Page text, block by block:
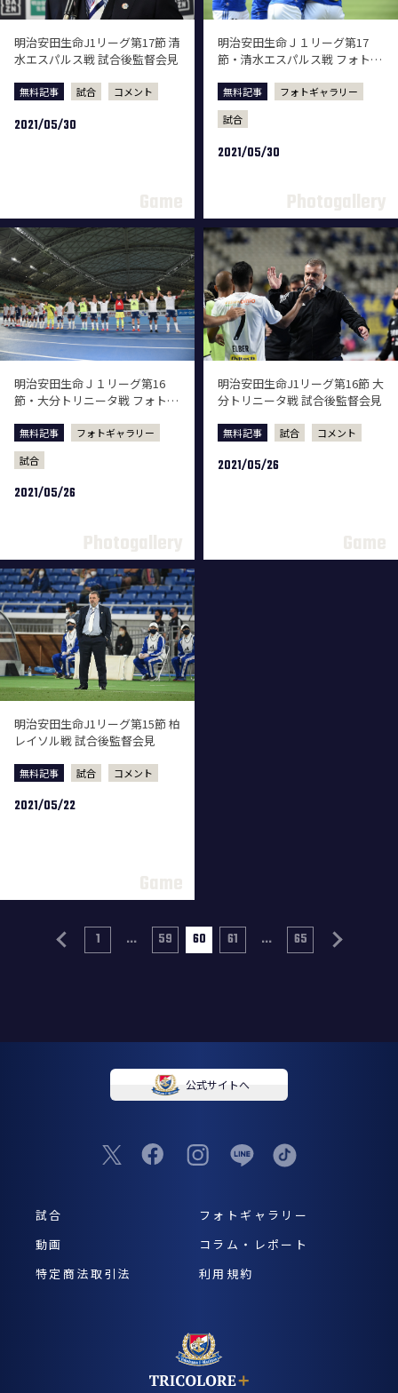
明治安田生命J1リーグ第17節 清
水エスパルス戦 試合後監督会見
無料記事 試合 コメント
2021/05/30
明治安田生命Ｊ１リーグ第17
節・清水エスパルス戦 フォトギ
無料記事
フォトギャラリー
試合
2021/05/30
明治安田生命Ｊ１リーグ第16
節・大分トリニータ戦 フォトギ
無料記事
フォトギャラリー
試合
2021/05/26
明治安田生命J1リーグ第16節 大
分トリニータ戦 試合後監督会見
無料記事 試合 コメント
2021/05/26
明治安田生命J1リーグ第15節 柏
レイソル戦 試合後監督会見
無料記事 試合 コメント
2021/05/22
1 ... 59 60 61 ... 65
公式サイトへ
試合
フォトギャラリー
動画
コラム・レポート
特定商法取引法
利用規約